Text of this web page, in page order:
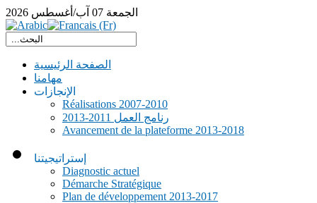
الجمعة 07 آب/أغسطس 2026
الصفحة الرئيسية
مهامنا
الإنجازات
Réalisations 2007-2010
رنامج العمل 2011-2013
Avancement de la plateforme 2013-2018
إستراتيجيتنا
Diagnostic actuel
Démarche Stratégique
Plan de développement 2013-2017